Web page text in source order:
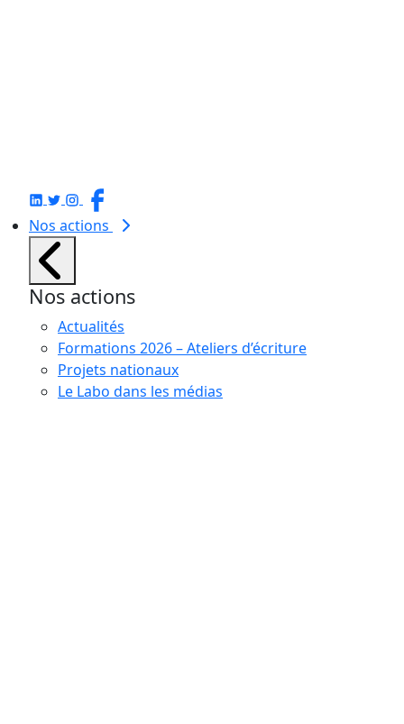
Nos actions
Nos actions
Actualités
Formations 2026 – Ateliers d’écriture
Projets nationaux
Le Labo dans les médias